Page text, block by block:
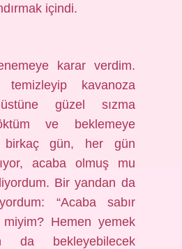
içindi.
karar verdim.
kavanoza
güzel sızma
ve beklemeye
birkaç gün, her gün
acaba olmuş mu
Bir yandan da
“Acaba sabır
miyim? Hemen yemek
da bekleyebilecek